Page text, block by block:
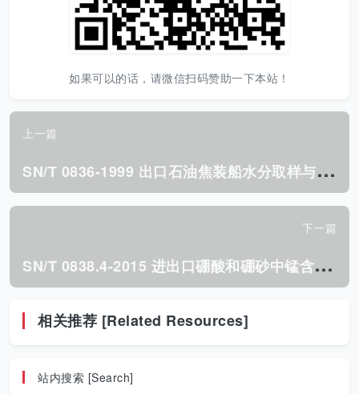
如果可以的话，请微信扫码赞助一下本站！
上一篇
S
N/T 0836-1999 出口石油焦装船水分取样与测定方法.pdf
下一篇
S
N/T 0838.4-2015 进出口硼酸和硼砂中锰含量测定方法 火焰原子吸收分光光度法.pdf
相关推荐 [Related Resources]
站内搜索 [Search]